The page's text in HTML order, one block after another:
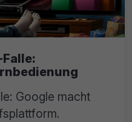
Google macht